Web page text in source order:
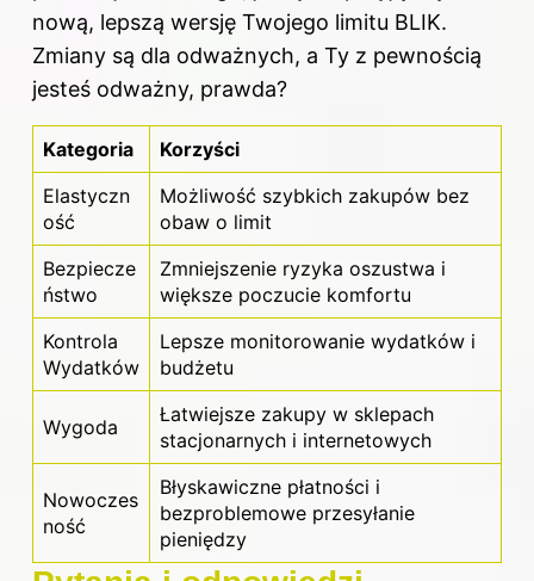
nową, lepszą wersję Twojego limitu BLIK.
Zmiany są dla odważnych, a Ty z pewnością
jesteś odważny, prawda?
Kategoria
Korzyści
Elastyczn
ość
Możliwość szybkich zakupów bez
obaw o limit
Bezpiecze
ństwo
Zmniejszenie ryzyka oszustwa i
większe poczucie komfortu
Kontrola
Wydatków
Lepsze monitorowanie wydatków i
budżetu
Wygoda
Łatwiejsze zakupy w sklepach
stacjonarnych i internetowych
Nowoczes
ność
Błyskawiczne płatności i
bezproblemowe przesyłanie
pieniędzy